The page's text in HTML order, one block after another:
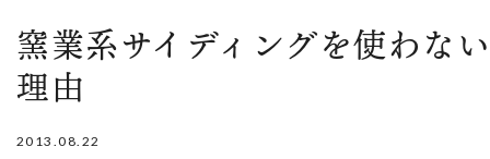
窯業系サイディングを使わない
理由
2013.08.22